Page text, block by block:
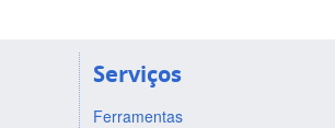
Serviços
Ferramentas